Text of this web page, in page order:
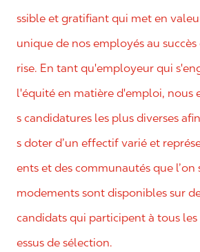
ssible et gratifiant qui met en
unique de nos employés au
rise. En tant qu'employeur qui
l'équité en matière d'emploi, nous
s candidatures les plus diverses
s doter d’un effectif varié et
ents et des communautés que l’on
modements sont disponibles sur
candidats qui participent à tous les
essus de sélection.